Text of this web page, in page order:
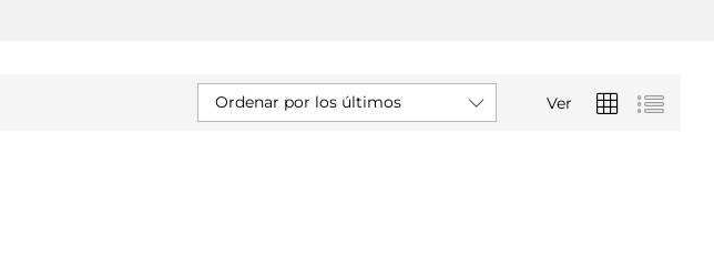
Ver
Ordenar por los últimos